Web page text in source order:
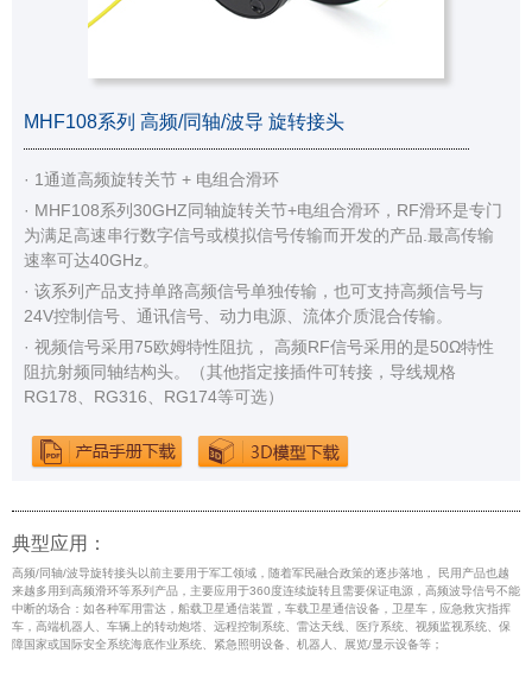
MHF108系列 高频/同轴/波导 旋转接头
· 1通道高频旋转关节 + 电组合滑环
· MHF108系列30GHZ同轴旋转关节+电组合滑环，RF滑环是专门
为满足高速串行数字信号或模拟信号传输而开发的产品.最高传输
速率可达40GHz。
· 该系列产品支持单路高频信号单独传输，也可支持高频信号与
24V控制信号、通讯信号、动力电源、流体介质混合传输。
· 视频信号采用75欧姆特性阻抗， 高频RF信号采用的是50Ω特性
阻抗射频同轴结构头。（其他指定接插件可转接，导线规格
RG178、RG316、RG174等可选）
典型应用：
高频/同轴/波导旋转接头以前主要用于军工领域，随着军民融合政策的逐步落地， 民用产品也越
来越多用到高频滑环等系列产品，主要应用于360度连续旋转且需要保证电源，高频波导信号不能
中断的场合：如各种军用雷达，船载卫星通信装置，车载卫星通信设备，卫星车，应急救灾指挥
车，高端机器人、车辆上的转动炮塔、远程控制系统、雷达天线、医疗系统、视频监视系统、保
障国家或国际安全系统海底作业系统、紧急照明设备、机器人、展览/显示设备等；